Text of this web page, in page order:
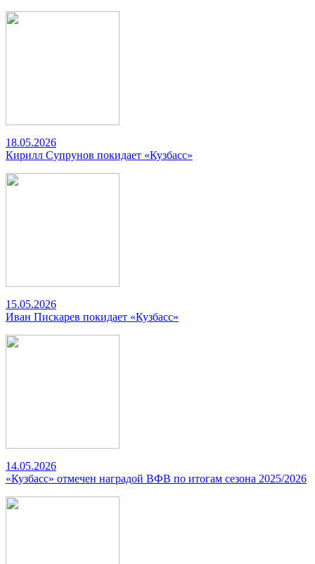
18.05.2026
Кирилл Супрунов покидает «Кузбасс»
15.05.2026
Иван Пискарев покидает «Кузбасс»
14.05.2026
«Кузбасс» отмечен наградой ВФВ по итогам сезона 2025/2026